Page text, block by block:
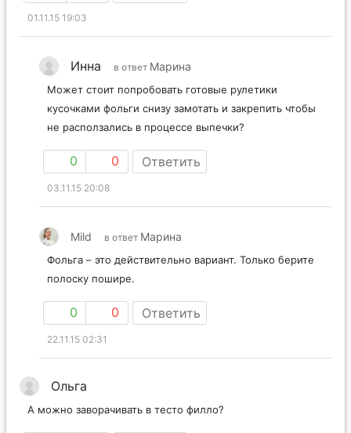
01.11.15 19:03
Инна в ответ Марина
Может стоит попробовать готовые рулетики
кусочками фольги снизу замотать и закрепить чтобы
не расползались в процессе выпечки?
0 0 Ответить
03.11.15 20:08
Mild в ответ Марина
Фольга – это действительно вариант. Только берите
полоску пошире.
0 0 Ответить
22.11.15 02:31
Ольга
А можно заворачивать в тесто филло?